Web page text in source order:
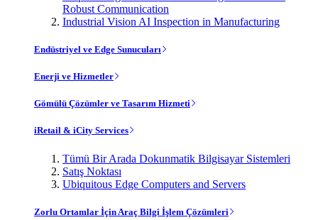
Robust Communication
Industrial Vision AI Inspection in Manufacturing
Endüstriyel ve Edge Sunucuları
Enerji ve Hizmetler
Gömülü Çözümler ve Tasarım Hizmeti
iRetail & iCity Services
Tümü Bir Arada Dokunmatik Bilgisayar Sistemleri
Satış Noktası
Ubiquitous Edge Computers and Servers
Zorlu Ortamlar İçin Araç Bilgi İşlem Çözümleri